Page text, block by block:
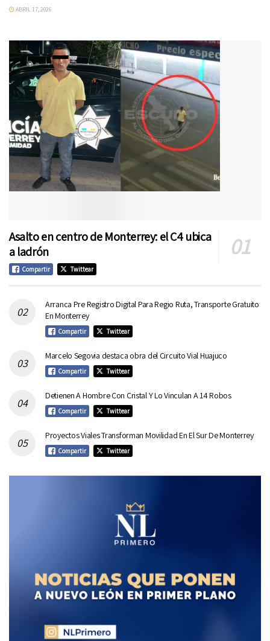
ABRIL 17, 2026
Asalto en centro de Monterrey: el C4 ubica
a ladrón
Compartir Twittear
Arranca Pre Registro Digital Para Regio Ruta, Transporte Gratuito
En Monterrey
Compartir Twittear
Marcelo Segovia destaca obra del Circuito Vial Huajuco
Compartir Twittear
Detienen A Hombre Con Cristal Y Lo Vinculan A 14 Robos
Compartir Twittear
Proyectos Viales Transforman Movilidad En El Sur De Monterrey
Compartir Twittear